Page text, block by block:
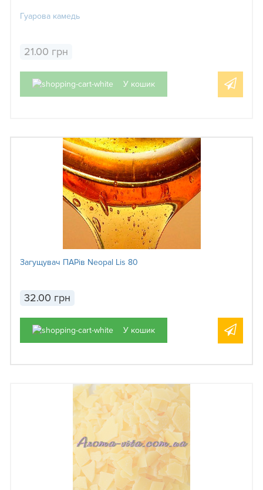
Гуарова камедь
21.00 грн
У кошик
Загущувач ПАРів Neopal Lis 80
32.00 грн
У кошик